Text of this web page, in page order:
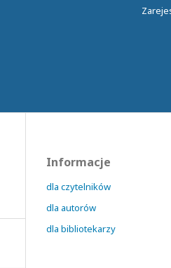
Informacje
dla czytelników
dla autorów
dla bibliotekarzy